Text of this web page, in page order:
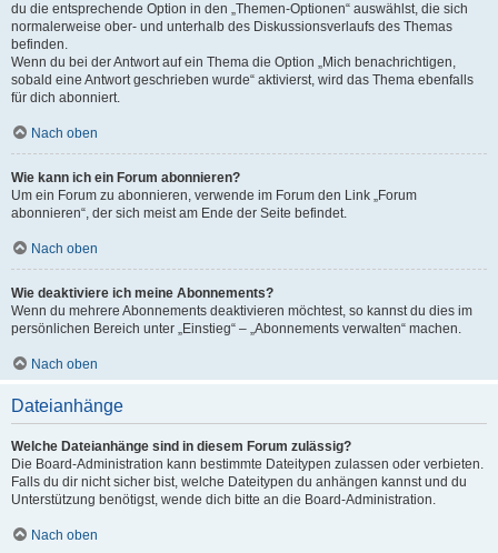
du die entsprechende Option in den „Themen-Optionen“ auswählst, die sich
normalerweise ober- und unterhalb des Diskussionsverlaufs des Themas
befinden.
Wenn du bei der Antwort auf ein Thema die Option „Mich benachrichtigen,
sobald eine Antwort geschrieben wurde“ aktivierst, wird das Thema ebenfalls
für dich abonniert.
Nach oben
Wie kann ich ein Forum abonnieren?
Um ein Forum zu abonnieren, verwende im Forum den Link „Forum
abonnieren“, der sich meist am Ende der Seite befindet.
Nach oben
Wie deaktiviere ich meine Abonnements?
Wenn du mehrere Abonnements deaktivieren möchtest, so kannst du dies im
persönlichen Bereich unter „Einstieg“ – „Abonnements verwalten“ machen.
Nach oben
Dateianhänge
Welche Dateianhänge sind in diesem Forum zulässig?
Die Board-Administration kann bestimmte Dateitypen zulassen oder verbieten.
Falls du dir nicht sicher bist, welche Dateitypen du anhängen kannst und du
Unterstützung benötigst, wende dich bitte an die Board-Administration.
Nach oben